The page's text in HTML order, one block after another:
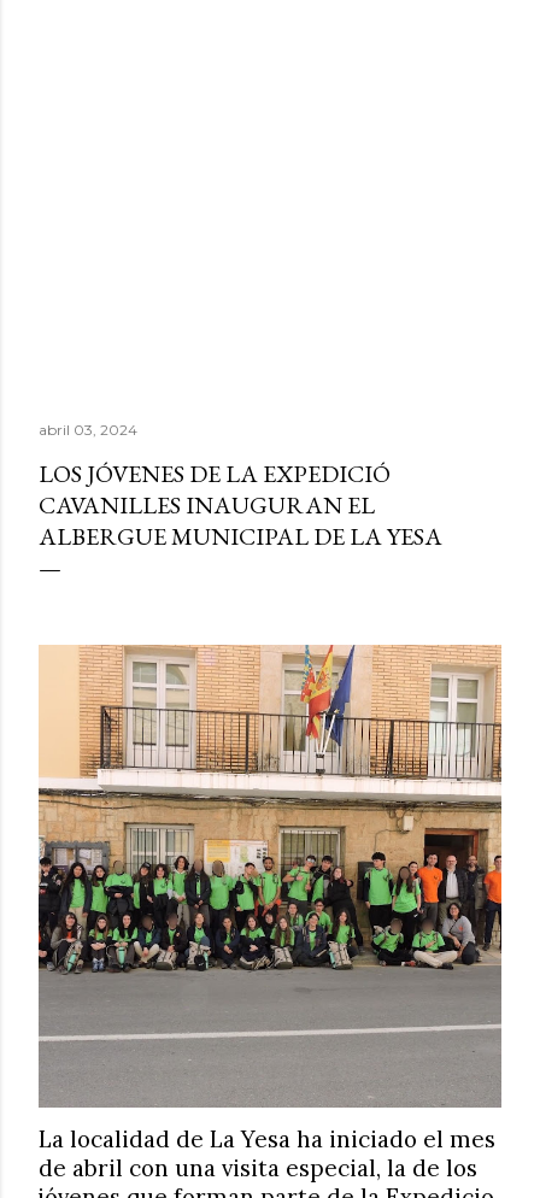
abril 03, 2024
LOS JÓVENES DE LA EXPEDICIÓ
CAVANILLES INAUGURAN EL
ALBERGUE MUNICIPAL DE LA YESA
La localidad de La Yesa ha iniciado el mes
de abril con una visita especial, la de los